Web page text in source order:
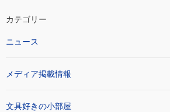
カテゴリー
ニュース
メディア掲載情報
文具好きの小部屋